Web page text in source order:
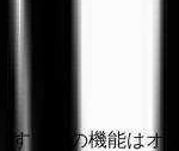
。この機能はオ